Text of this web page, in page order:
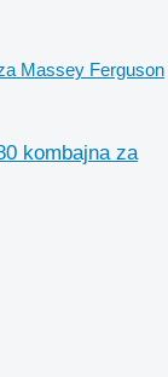
Massey Ferguson
kombajna za